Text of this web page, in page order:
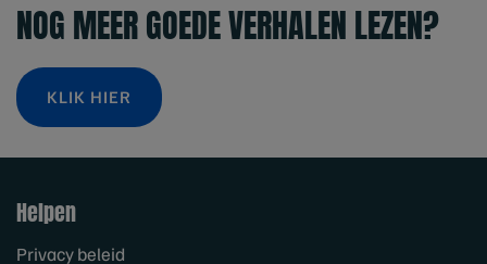
NOG MEER GOEDE VERHALEN LEZEN?
KLIK HIER
Helpen
Privacy beleid